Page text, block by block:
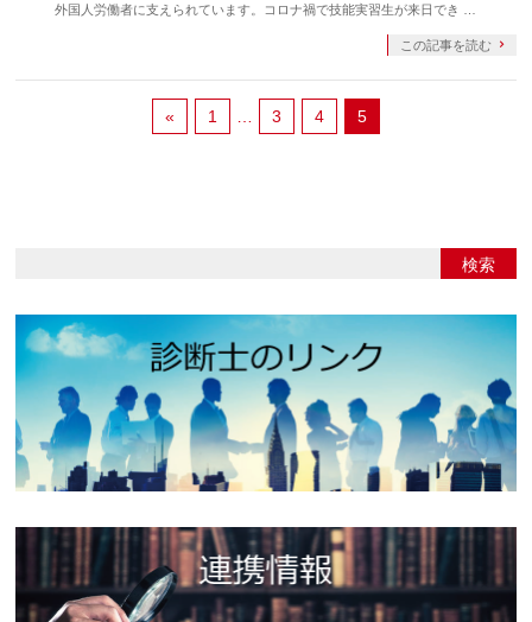
外国人労働者に支えられています。コロナ禍で技能実習生が来日でき …
この記事を読む
« 1 3 4 5